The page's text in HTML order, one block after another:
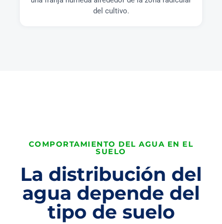
del cultivo.
COMPORTAMIENTO DEL AGUA EN EL
SUELO
La distribución del
agua depende del
tipo de suelo